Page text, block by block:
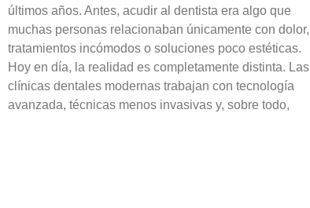
últimos años. Antes, acudir al dentista era algo que
muchas personas relacionaban únicamente con dolor,
tratamientos incómodos o soluciones poco estéticas.
Hoy en día, la realidad es completamente distinta. Las
clínicas dentales modernas trabajan con tecnología
avanzada, técnicas menos invasivas y, sobre todo,